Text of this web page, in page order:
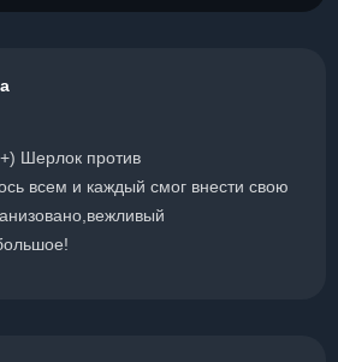
Шерлок против
всем и каждый смог внести свою